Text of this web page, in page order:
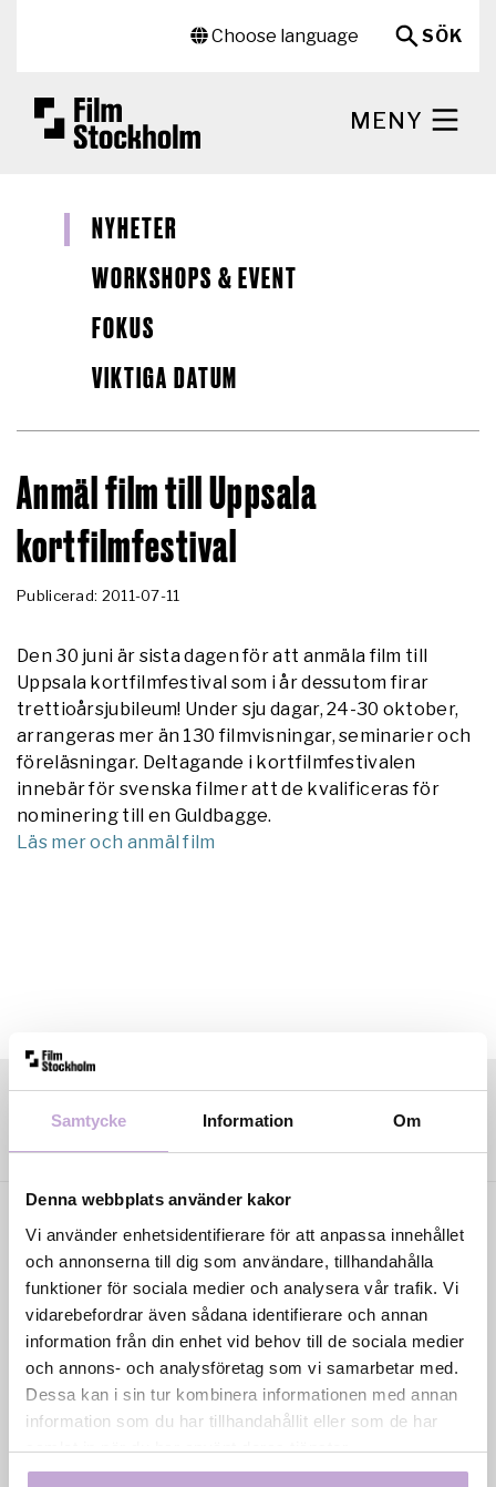
Samtycke Information Om
Denna webbplats använder kakor
Vi använder enhetsidentifierare för att anpassa innehållet
och annonserna till dig som användare, tillhandahålla
funktioner för sociala medier och analysera vår trafik. Vi
vidarebefordrar även sådana identifierare och annan
information från din enhet vid behov till de sociala medier
och annons- och analysföretag som vi samarbetar med.
Dessa kan i sin tur kombinera informationen med annan
information som du har tillhandahållit eller som de har
samlat in när du har använt deras tjänster.
Choose language
SÖK
MENY
NYHETER
WORKSHOPS & EVENT
FOKUS
VIKTIGA DATUM
Anmäl film till Uppsala
kortfilmfestival
Publicerad: 2011-07-11
Den 30 juni är sista dagen för att anmäla film till
Uppsala kortfilmfestival som i år dessutom firar
trettioårsjubileum! Under sju dagar, 24-30 oktober,
arrangeras mer än 130 filmvisningar, seminarier och
föreläsningar. Deltagande i kortfilmfestivalen
innebär för svenska filmer att de kvalificeras för
nominering till en Guldbagge.
Läs mer och anmäl film
Film Stockholm AB är en regional filmfond med
uppdrag att skapa förutsättningar för film- och tv-
produktion i huvudstadsregionen genom
samproduktion, filmkommissionär verksamhet och
talangutveckling. Bolaget ägs av Region Stockholm